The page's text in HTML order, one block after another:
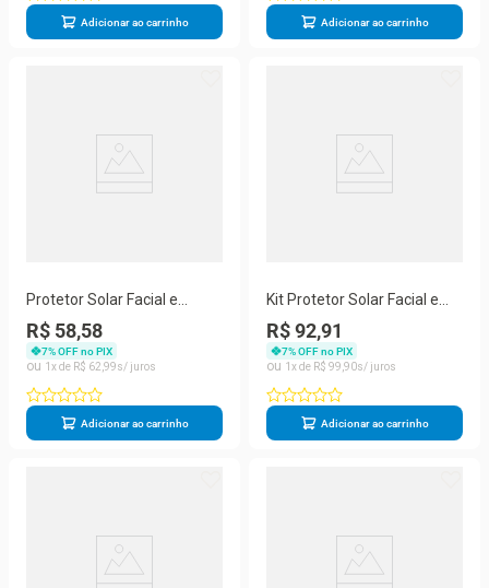
Adicionar ao carrinho Adicionar ao carrinho
Protetor Solar Facial e
Corporal FPS70 Sveda Kids
125ml
R$ 58,58
7% OFF no PIX
1
R$ 62 99
Adicionar ao carrinho
Kit Protetor Solar Facial e
Corporal Sveda FPS70
125ml+125ml
R$ 92,91
7% OFF no PIX
1
R$ 99 90
Adicionar ao carrinho